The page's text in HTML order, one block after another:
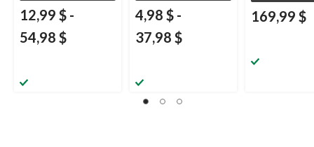
12,99 $ -
54,98 $
4,98 $ -
37,98 $
169,99 $